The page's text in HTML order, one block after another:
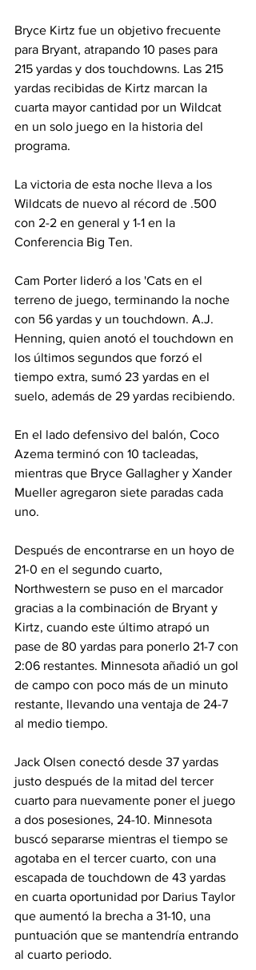
Bryce Kirtz fue un objetivo frecuente
para Bryant, atrapando 10 pases para
215 yardas y dos touchdowns. Las 215
yardas recibidas de Kirtz marcan la
cuarta mayor cantidad por un Wildcat
en un solo juego en la historia del
programa.
La victoria de esta noche lleva a los
Wildcats de nuevo al récord de .500
con 2-2 en general y 1-1 en la
Conferencia Big Ten.
Cam Porter lideró a los 'Cats en el
terreno de juego, terminando la noche
con 56 yardas y un touchdown. A.J.
Henning, quien anotó el touchdown en
los últimos segundos que forzó el
tiempo extra, sumó 23 yardas en el
suelo, además de 29 yardas recibiendo.
En el lado defensivo del balón, Coco
Azema terminó con 10 tacleadas,
mientras que Bryce Gallagher y Xander
Mueller agregaron siete paradas cada
uno.
Después de encontrarse en un hoyo de
21-0 en el segundo cuarto,
Northwestern se puso en el marcador
gracias a la combinación de Bryant y
Kirtz, cuando este último atrapó un
pase de 80 yardas para ponerlo 21-7 con
2:06 restantes. Minnesota añadió un gol
de campo con poco más de un minuto
restante, llevando una ventaja de 24-7
al medio tiempo.
Jack Olsen conectó desde 37 yardas
justo después de la mitad del tercer
cuarto para nuevamente poner el juego
a dos posesiones, 24-10. Minnesota
buscó separarse mientras el tiempo se
agotaba en el tercer cuarto, con una
escapada de touchdown de 43 yardas
en cuarta oportunidad por Darius Taylor
que aumentó la brecha a 31-10, una
puntuación que se mantendría entrando
al cuarto periodo.